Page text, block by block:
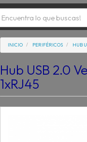
INICIO PERIFÉRICOS HUB
Hub USB 2.0
1xRJ45